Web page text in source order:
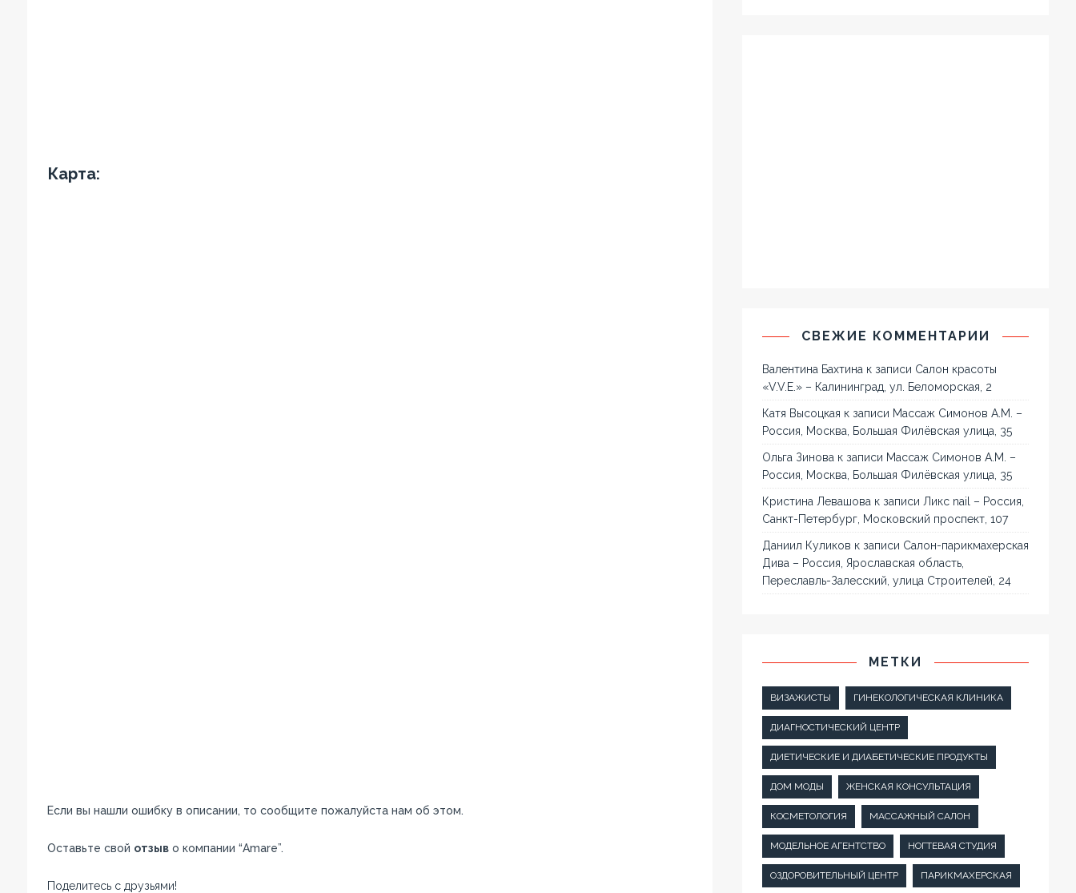
Карта:
Если вы нашли ошибку в описании, то сообщите пожалуйста нам об этом.
Оставьте свой отзыво компании “Amare”.
Поделитесь с друзьями!
СВЕЖИЕ КОММЕНТАРИИ
Валентина Бахтина к записи Салон красоты
«V.V.E.» – Калининград, ул. Беломорская, 2
Катя Высоцкая к записи Массаж Симонов А.М. –
Россия, Москва, Большая Филёвская улица, 35
Ольга Зинова к записи Массаж Симонов А.М. –
Россия, Москва, Большая Филёвская улица, 35
Кристина Левашова к записиЛикс nail – Россия,
Санкт-Петербург, Московский проспект, 107
Даниил Куликов к записи Салон-парикмахерская
Дива – Россия, Ярославская область,
Переславль-Залесский, улица Строителей, 24
МЕТКИ
ВИЗАЖИСТЫ ГИНЕКОЛОГИЧЕСКАЯ КЛИНИКА
ДИАГНОСТИЧЕСКИЙ ЦЕНТР
ДИЕТИЧЕСКИЕ И ДИАБЕТИЧЕСКИЕ ПРОДУКТЫ
ДОМ МОДЫ ЖЕНСКАЯ КОНСУЛЬТАЦИЯ
КОСМЕТОЛОГИЯ МАССАЖНЫЙ САЛОН
МОДЕЛЬНОЕ АГЕНТСТВО НОГТЕВАЯ СТУДИЯ
ОЗДОРОВИТЕЛЬНЫЙ ЦЕНТР ПАРИКМАХЕРСКАЯ